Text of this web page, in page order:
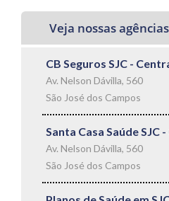
Veja nossas agências
CB Seguros SJC -
Av. Nelson Dávilla, 560
São José dos Campos
Santa Casa Saúde SJC
Av. Nelson Dávilla, 560
São José dos Campos